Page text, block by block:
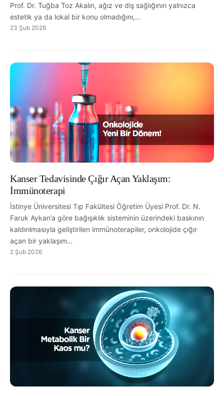
Prof. Dr. Tuğba Toz Akalın, ağız ve diş sağlığının yalnızca
estetik ya da lokal bir konu olmadığını,…
23 Şub 2026
Kanser Tedavisinde Çığır Açan Yaklaşım:
İmmünoterapi
İstinye Üniversitesi Tıp Fakültesi Öğretim Üyesi Prof. Dr. N.
Faruk Aykan’a göre bağışıklık sisteminin üzerindeki baskının
kaldırılmasıyla geliştirilen immünoterapiler, onkolojide çığır
açan bir yaklaşım…
2 Şub 2026